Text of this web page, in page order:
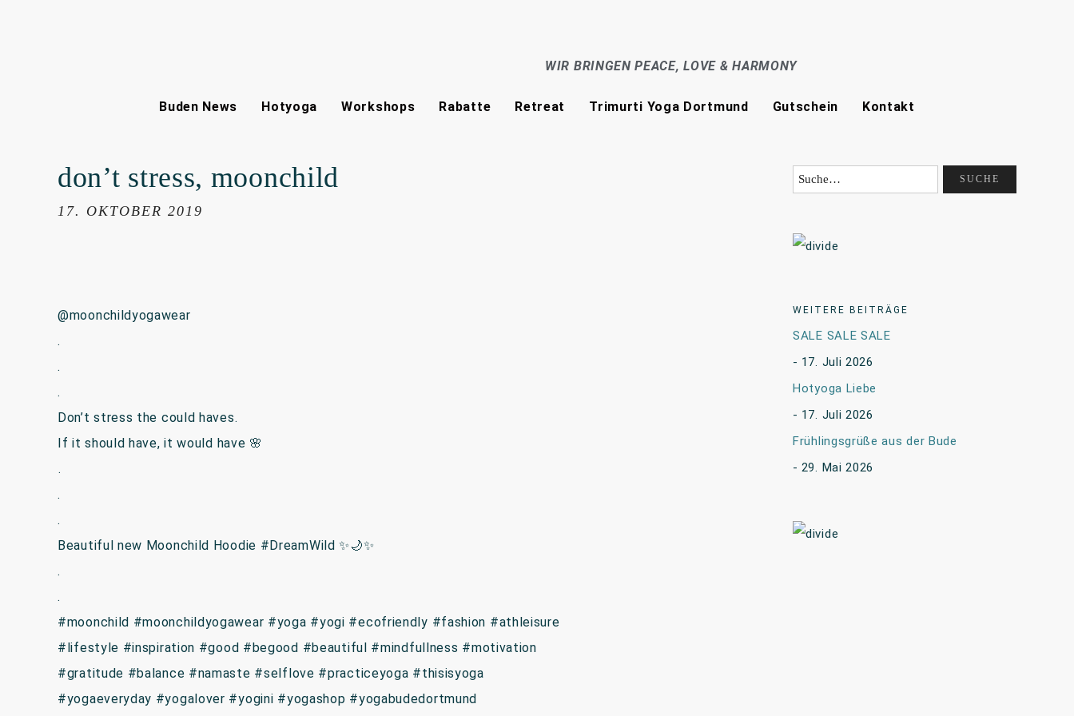
WIR BRINGEN PEACE, LOVE & HARMONY
Buden News Hotyoga Workshops Rabatte Retreat Trimurti Yoga Dortmund Gutschein Kontakt
don’t stress, moonchild
17. OKTOBER 2019
@moonchildyogawear
.
.
.
Don’t stress the could haves. ⁣
If it should have, it would have 🌸⁣
⁣.
.
.
Beautiful new Moonchild Hoodie #DreamWild ✨🌙✨
.
.
#moonchild #moonchildyogawear #yoga #yogi #ecofriendly #fashion #athleisure
#lifestyle #inspiration #good #begood #beautiful #mindfullness #motivation
#gratitude #balance #namaste #selflove #practiceyoga #thisisyoga
#yogaeveryday #yogalover #yogini #yogashop #yogabudedortmund ⁠
WEITERE BEITRÄGE
SALE SALE SALE
17. Juli 2026
Hotyoga Liebe
17. Juli 2026
Frühlingsgrüße aus der Bude
29. Mai 2026